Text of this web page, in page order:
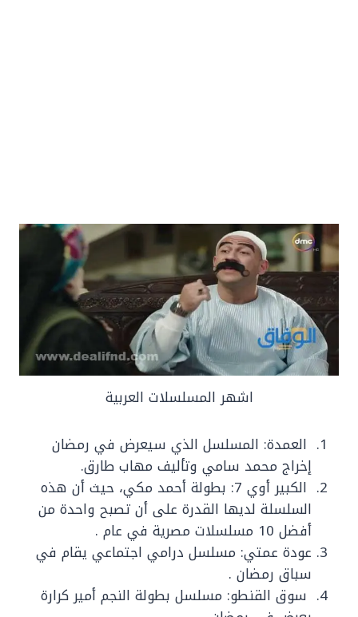
اشهر المسلسلات العربية
العمدة: المسلسل الذي سيعرض في رمضان
إخراج محمد سامي وتأليف مهاب طارق.
الكبير أوي 7: بطولة أحمد مكي، حيث أن هذه
السلسلة لديها القدرة على أن تصبح واحدة من
أفضل 10 مسلسلات مصرية في عام .
عودة عمتي: مسلسل درامي اجتماعي يقام في
سباق رمضان .
سوق القنطو: مسلسل بطولة النجم أمير كرارة